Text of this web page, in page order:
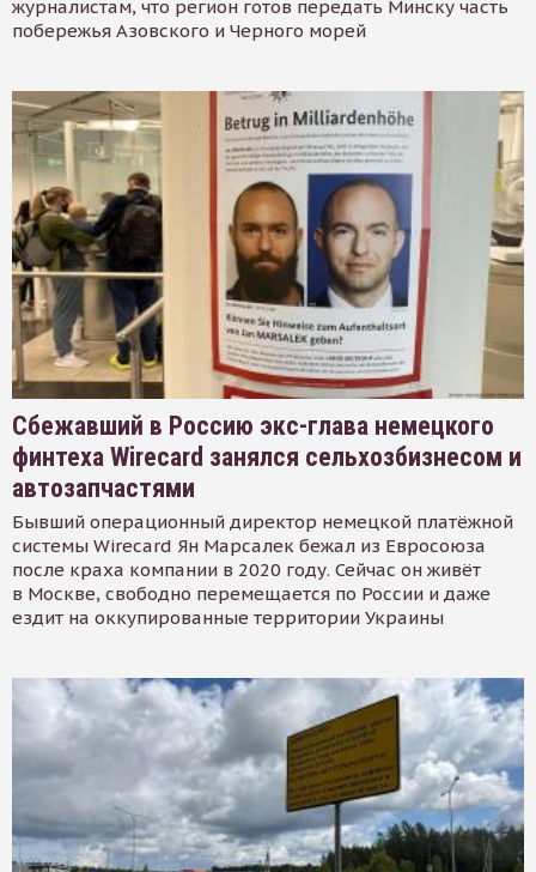
журналистам, что регион готов передать Минску часть
побережья Азовского и Черного морей
Сбежавший в Россию экс-глава немецкого
финтеха Wirecard занялся сельхозбизнесом и
автозапчастями
Бывший операционный директор немецкой платёжной
системы Wirecard Ян Марсалек бежал из Евросоюза
после краха компании в 2020 году. Сейчас он живёт
в Москве, свободно перемещается по России и даже
ездит на оккупированные территории Украины